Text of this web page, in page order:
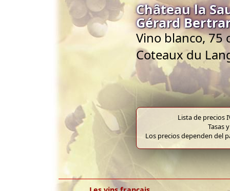
Château la
Gérard
Vino blanco, 75
Coteaux du
Lista de precios
Tasas
Los precios dependen del